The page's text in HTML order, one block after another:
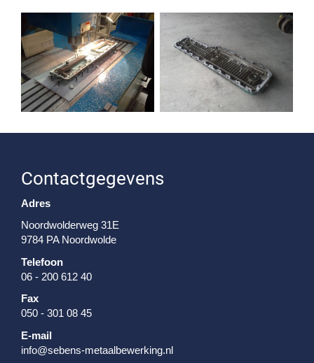
Contactgegevens
Adres
Noordwolderweg 31E
9784 PA Noordwolde
Telefoon
06 - 200 612 40
Fax
050 - 301 08 45
E-mail
info@sebens-metaalbewerking.nl